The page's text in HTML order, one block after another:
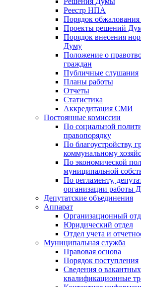
Реестр НПА
Порядок
Проекты решений
Порядок внесения
Думу
Положение о
граждан
Публичные слушания
Планы работы
Отчеты
Статистика
Аккредитация СМИ
Постоянные комиссии
По социальной
правопорядку
По благоустройству,
коммунальному
По экономической
муниципальной
По регламенту,
организации работы
Депутатские объединения
Аппарат
Организационный
Юридический отдел
Отдел учета и
Муниципальная служба
Правовая основа
Порядок поступления
Сведения о
квалификационные